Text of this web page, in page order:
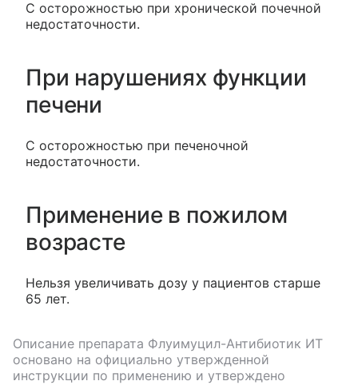
С осторожностью при хронической почечной
недостаточности.
При нарушениях функции
печени
С осторожностью при печеночной
недостаточности.
Применение в пожилом
возрасте
Нельзя увеличивать дозу у пациентов старше
65 лет.
Описание препарата Флуимуцил-Антибиотик ИТ
основано на официально утвержденной
инструкции по применению и утверждено